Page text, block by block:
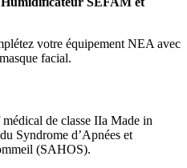
votre équipement NEA avec
facial.
de classe IIa Made in
Syndrome d’Apnées et
(SAHOS).